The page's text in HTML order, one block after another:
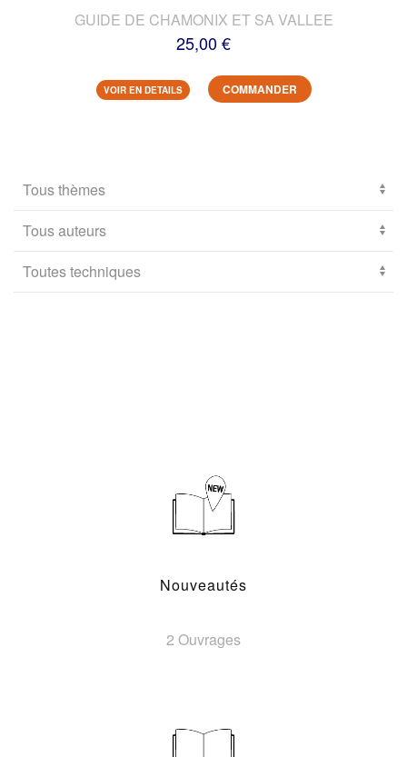
GUIDE DE CHAMONIX ET SA VALLEE
25,00 €
VOIR EN DETAILS COMMANDER
Nouveautés
2 Ouvrages